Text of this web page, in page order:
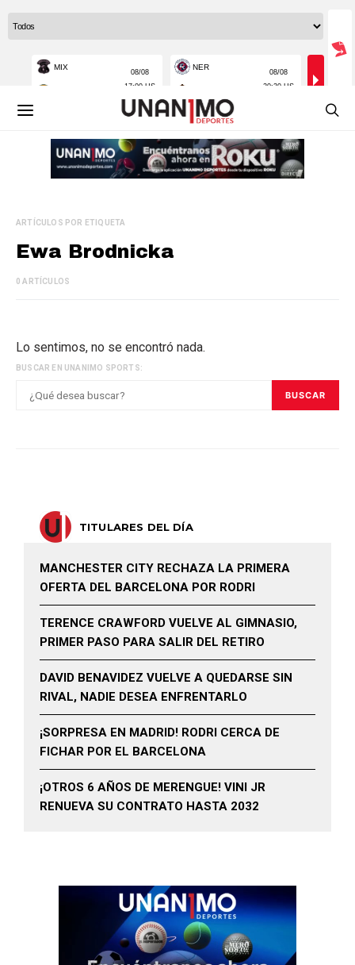
ARTÍCULOS POR ETIQUETA
Ewa Brodnicka
0 ARTÍCULOS
Lo sentimos, no se encontró nada.
BUSCAR EN UNANIMO SPORTS:
BUSCAR
TITULARES DEL DÍA
MANCHESTER CITY RECHAZA LA PRIMERA
OFERTA DEL BARCELONA POR RODRI
TERENCE CRAWFORD VUELVE AL GIMNASIO,
PRIMER PASO PARA SALIR DEL RETIRO
DAVID BENAVIDEZ VUELVE A QUEDARSE SIN
RIVAL, NADIE DESEA ENFRENTARLO
¡SORPRESA EN MADRID! RODRI CERCA DE
FICHAR POR EL BARCELONA
¡OTROS 6 AÑOS DE MERENGUE! VINI JR
RENUEVA SU CONTRATO HASTA 2032